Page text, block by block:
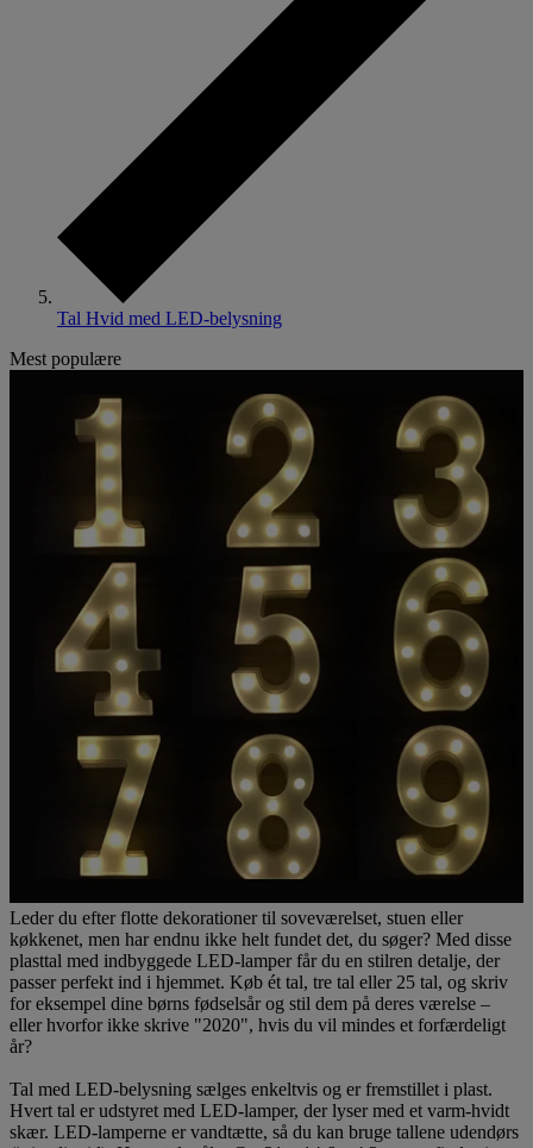
Tal Hvid med LED-belysning
Mest populære
Leder du efter flotte dekorationer til soveværelset, stuen eller
køkkenet, men har endnu ikke helt fundet det, du søger? Med disse
plasttal med indbyggede LED-lamper får du en stilren detalje, der
passer perfekt ind i hjemmet. Køb ét tal, tre tal eller 25 tal, og skriv
for eksempel dine børns fødselsår og stil dem på deres værelse –
eller hvorfor ikke skrive "2020", hvis du vil mindes et forfærdeligt
år?
Tal med LED-belysning sælges enkeltvis og er fremstillet i plast.
Hvert tal er udstyret med LED-lamper, der lyser med et varm-hvidt
skær. LED-lamperne er vandtætte, så du kan bruge tallene udendørs